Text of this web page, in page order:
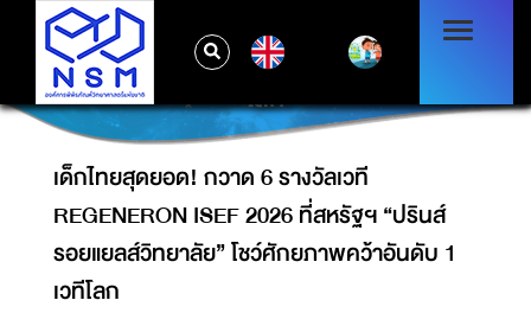
เด็กไทยสุดยอด! กวาด 6 รางวัลเวที
REGENERON ISEF 2026 ที่สหรัฐฯ “ปรินส์รอย
แยลส์วิทยาลัย” โชว์ศักยภาพคว้าอันดับ 1 เวที
โลก
เด็กไทยสุดยอด! กวาด 6 รางวัลเวที
REGENERON ISEF 2026 ที่สหรัฐฯ “ปรินส์
รอยแยลส์วิทยาลัย” โชว์ศักยภาพคว้าอันดับ 1
เวทีโลก